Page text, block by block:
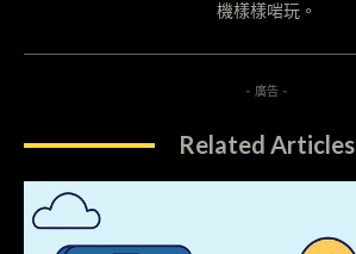
機樣樣啱玩。
- 廣告 -
Related Articles